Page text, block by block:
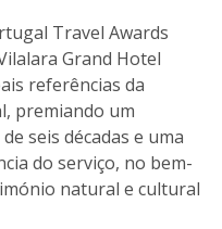
Travel Awards
Grand Hotel
referências da
premiando um
seis décadas e uma
do serviço, no bem-
natural e cultural